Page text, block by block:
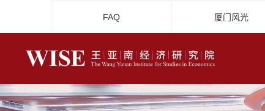
FAQ 厦门风光